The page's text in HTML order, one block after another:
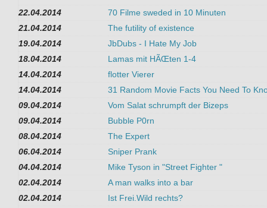
22.04.2014
70 Filme sweded in 10 Minuten
21.04.2014
The futility of existence
19.04.2014
JbDubs - I Hate My Job
18.04.2014
Lamas mit HÃŒten 1-4
14.04.2014
flotter Vierer
14.04.2014
31 Random Movie Facts You Need To
09.04.2014
Vom Salat schrumpft der Bizeps
09.04.2014
Bubble P0rn
08.04.2014
The Expert
06.04.2014
Sniper Prank
04.04.2014
Mike Tyson in "Street Fighter "
02.04.2014
A man walks into a bar
02.04.2014
Ist Frei.Wild rechts?